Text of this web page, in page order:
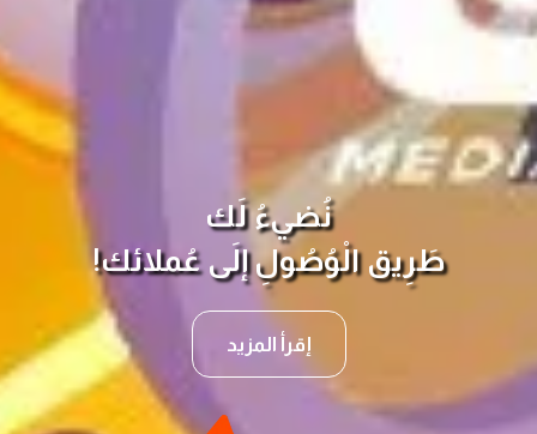
نُضيءُ لَك
طَرِيق الْوُصُولِ إلَى عُملائك!
إقرأ المزيد